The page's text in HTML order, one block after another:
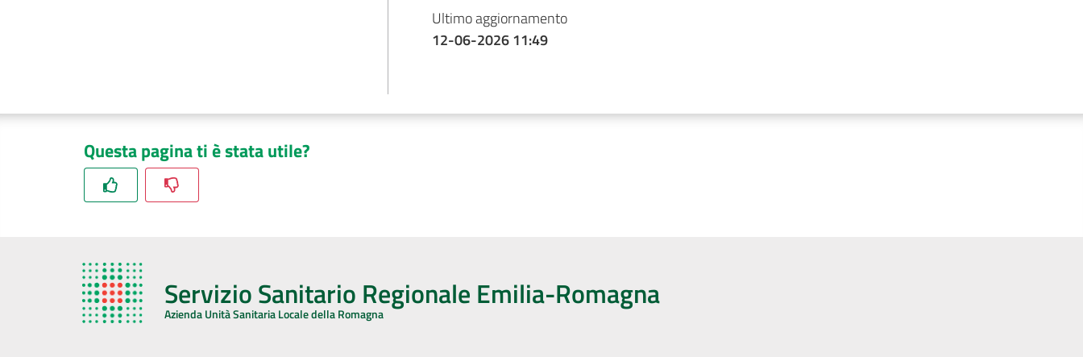
Ultimo aggiornamento
12-06-2026 11:49
Questa pagina ti è stata utile?
Servizio Sanitario Regionale Emilia-Romagna
Azienda Unità Sanitaria Locale della Romagna